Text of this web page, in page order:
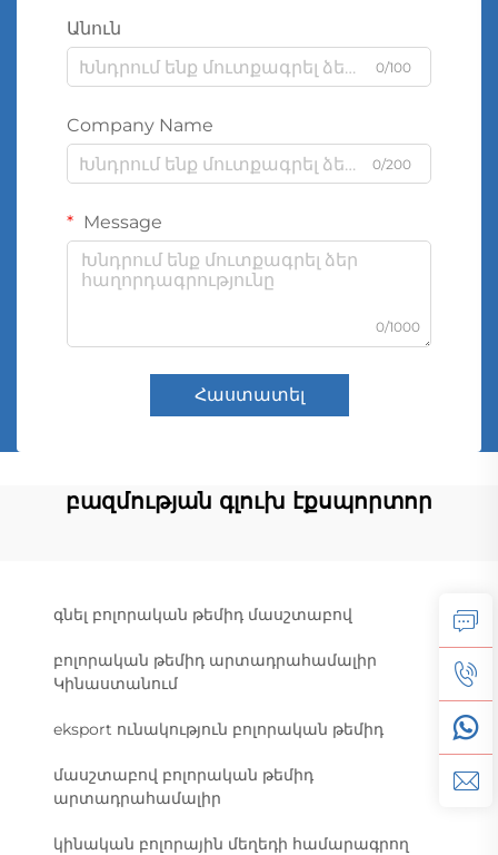
Անուն
0/100
Company Name
0/200
Message
0/1000
Հաստատել
բազմության գլուխ էքսպորտոր
գնել բոլորական թեմիդ մասշտաբով
բոլորական թեմիդ արտադրահամալիր
Կինաստանում
eksport ունակություն բոլորական թեմիդ
մասշտաբով բոլորական թեմիդ
արտադրահամալիր
կինական բոլորային մեղեդի համարագրող